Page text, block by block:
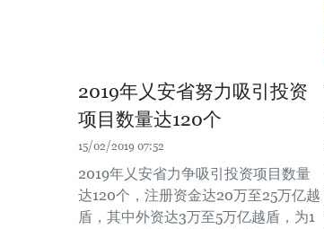
2019年乂安省努力吸引投资
项目数量达120个
15/02/2019 07:52
2019年乂安省力争吸引投资项目数量
达120个，注册资金达20万至25万亿越
盾，其中外资达3万至5万亿越盾，为1